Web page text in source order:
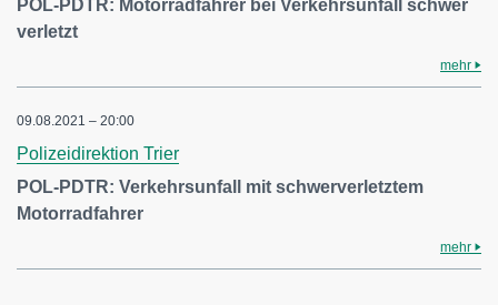
POL-PDTR: Motorradfahrer bei Verkehrsunfall schwer
verletzt
mehr
09.08.2021 – 20:00
Polizeidirektion Trier
POL-PDTR: Verkehrsunfall mit schwerverletztem
Motorradfahrer
mehr